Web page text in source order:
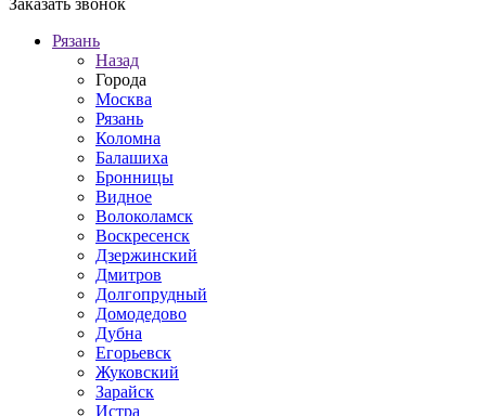
Рязань
Назад
Города
Москва
Рязань
Коломна
Балашиха
Бронницы
Видное
Волоколамск
Воскресенск
Дзержинский
Дмитров
Долгопрудный
Домодедово
Дубна
Егорьевск
Жуковский
Зарайск
Истра